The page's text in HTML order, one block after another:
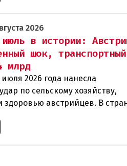
2026
в истории:
шок,
млрд
2026 года нанесла
по сельскому хозяйству,
здоровью австрийцев. В
температурные